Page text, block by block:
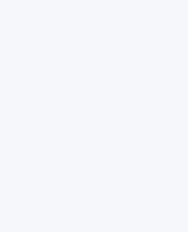
オンラインセミナ
「仕組みから学べる！